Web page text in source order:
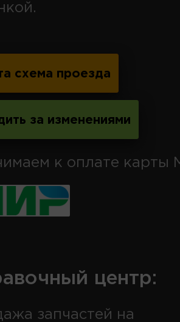
схема проезда
за изменениями
к оплате карты
центр:
запчастей на